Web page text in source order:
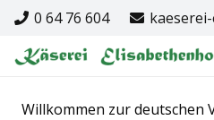
0 64 76 604
Willkommen zur deutschen